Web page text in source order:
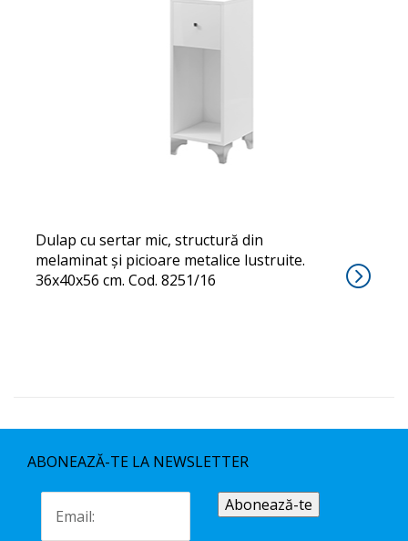
Dulap cu sertar mic, structură din
melaminat și picioare metalice lustruite.
36x40x56 cm. Cod. 8251/16
ABONEAZĂ-TE LA NEWSLETTER